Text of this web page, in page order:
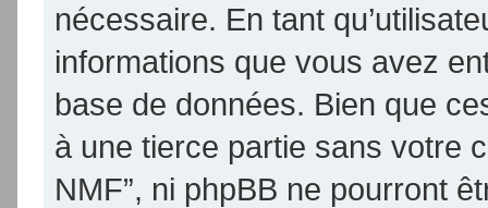
nécessaire. En tant
informations que vous avez
base de données. Bien que
à une tierce partie sans votre
NMF”, ni phpBB ne pourront